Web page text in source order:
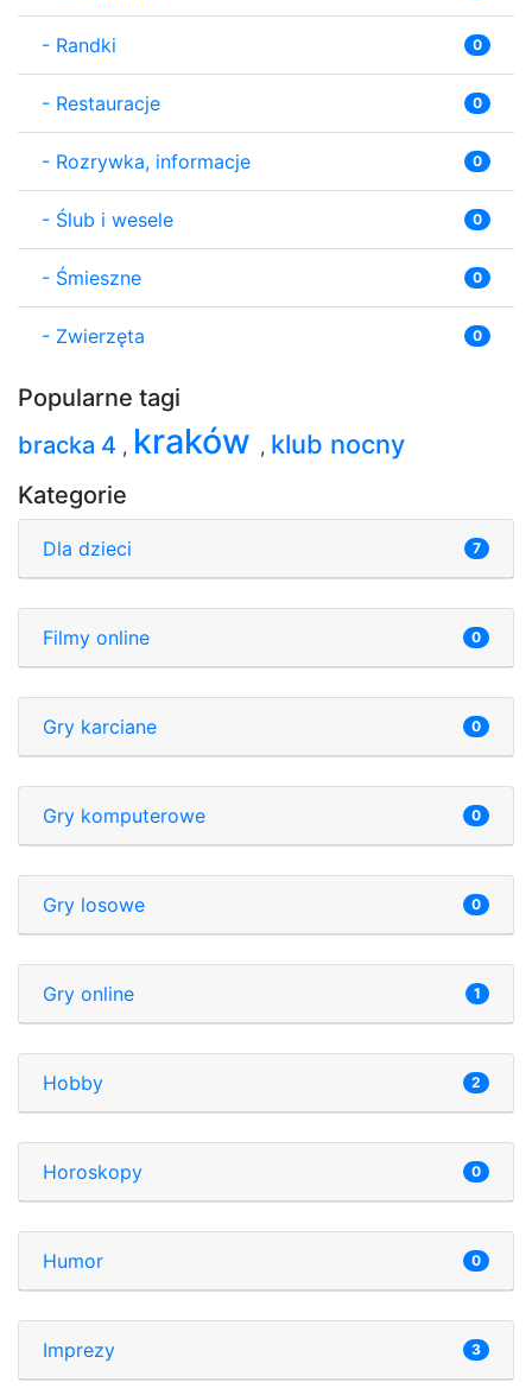
- Randki 0
- Restauracje 0
- Rozrywka, informacje 0
- Ślub i wesele 0
- Śmieszne 0
- Zwierzęta 0
Popularne tagi
bracka 4 , kraków , klub nocny
Kategorie
Dla dzieci 7
Filmy online 0
Gry karciane 0
Gry komputerowe 0
Gry losowe 0
Gry online 1
Hobby 2
Horoskopy 0
Humor 0
Imprezy 3